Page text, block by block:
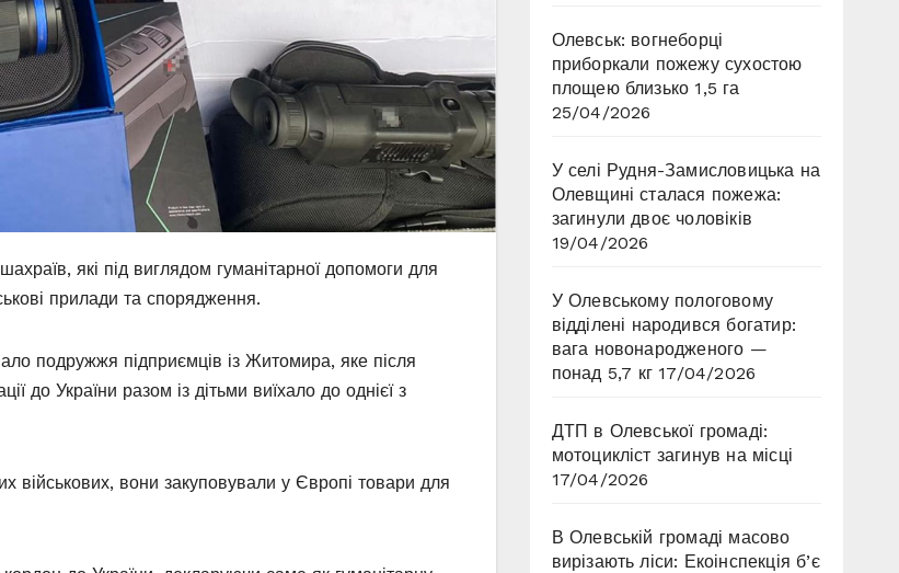
які під виглядом гуманітарної допомоги для
прилади та спорядження.
подружжя підприємців із Житомира, яке після
до України разом із дітьми виїхало до однієї з
військових, вони закуповували у Європі товари для
Олевськ: вогнеборці
приборкали пожежу сухостою
площею близько 1,5 га
25/04/2026
У селі Рудня-Замисловицька на
Олевщині сталася пожежа:
загинули двоє чоловіків
19/04/2026
У Олевському пологовому
відділені народився богатир:
вага новонародженого —
понад 5,7 кг 17/04/2026
ДТП в Олевської громаді:
мотоцикліст загинув на місці
17/04/2026
В Олевській громаді масово
вирізають ліси: Екоінспекція б’є